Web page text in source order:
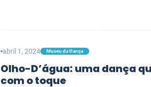
abril 1, 2024 Museu da Dança
Olho-D’água: uma dança
com o toque